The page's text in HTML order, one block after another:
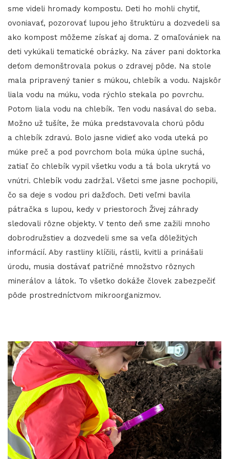
sme videli hromady kompostu. Deti ho mohli chytiť,
ovoniavať, pozorovať lupou jeho štruktúru a dozvedeli sa
ako kompost môžeme získať aj doma. Z omaľovániek na
deti vykúkali tematické obrázky. Na záver pani doktorka
deťom demonštrovala pokus o zdravej pôde. Na stole
mala pripravený tanier s múkou, chlebík a vodu. Najskôr
liala vodu na múku, voda rýchlo stekala po povrchu.
Potom liala vodu na chlebík. Ten vodu nasával do seba.
Možno už tušíte, že múka predstavovala chorú pôdu
a chlebík zdravú. Bolo jasne vidieť ako voda uteká po
múke preč a pod povrchom bola múka úplne suchá,
zatiaľ čo chlebík vypil všetku vodu a tá bola ukrytá vo
vnútri. Chlebík vodu zadržal. Všetci sme jasne pochopili,
čo sa deje s vodou pri dažďoch. Deti veľmi bavila
pátračka s lupou, kedy v priestoroch Živej záhrady
sledovali rôzne objekty. V tento deň sme zažili mnoho
dobrodružstiev a dozvedeli sme sa veľa dôležitých
informácií. Aby rastliny klíčili, rástli, kvitli a prinášali
úrodu, musia dostávať patričné množstvo rôznych
minerálov a látok. To všetko dokáže človek zabezpečiť
pôde prostredníctvom mikroorganizmov.